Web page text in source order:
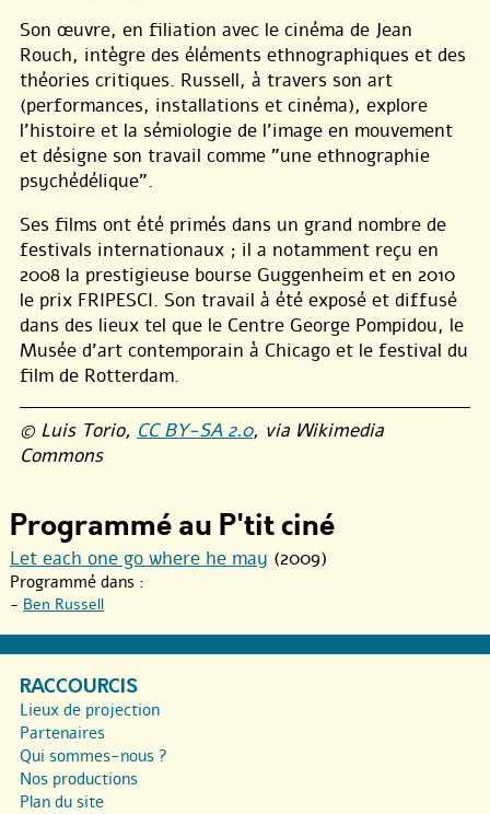
Son œuvre, en filiation avec le cinéma de Jean
Rouch, intègre des éléments ethnographiques et des
théories critiques. Russell, à travers son art
(performances, installations et cinéma), explore
l’histoire et la sémiologie de l’image en mouvement
et désigne son travail comme "une ethnographie
psychédélique".
Ses films ont été primés dans un grand nombre de
festivals internationaux ; il a notamment reçu en
2008 la prestigieuse bourse Guggenheim et en 2010
le prix FRIPESCI. Son travail à été exposé et diffusé
dans des lieux tel que le Centre George Pompidou, le
Musée d’art contemporain à Chicago et le festival du
film de Rotterdam.
© Luis Torio, CC BY-SA 2.0, via Wikimedia
Commons
Programmé au P'tit ciné
Let each one go where he may (2009)
Programmé dans :
- Ben Russell
RACCOURCIS
Lieux de projection
Partenaires
Qui sommes-nous ?
Nos productions
Plan du site